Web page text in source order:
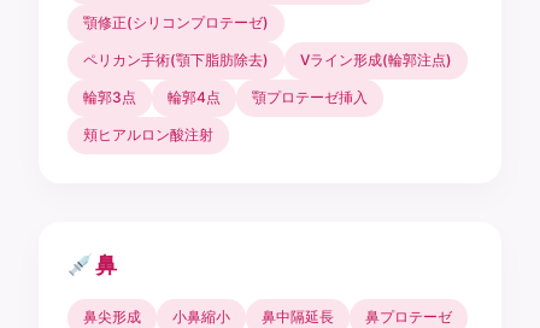
顎修正(シリコンプロテーゼ)
ペリカン手術(顎下脂肪除去) Vライン形成(輪郭注点)
輪郭3点 輪郭4点 顎プロテーゼ挿入
頬ヒアルロン酸注射
鼻
鼻尖形成 小鼻縮小 鼻中隔延長 鼻プロテーゼ